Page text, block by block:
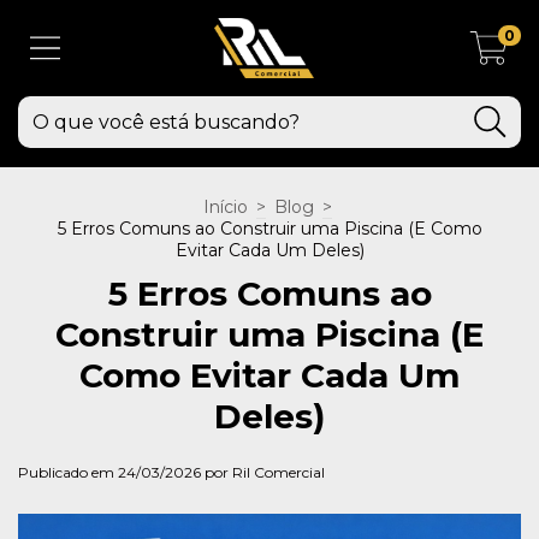
0
Início > Blog >
5 Erros Comuns ao Construir uma Piscina (E Como
Evitar Cada Um Deles)
5 Erros Comuns ao
Construir uma Piscina (E
Como Evitar Cada Um
Deles)
Publicado em 24/03/2026 por Ril Comercial